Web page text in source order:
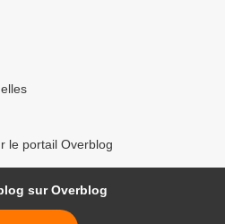
le portail Overblog
sur Overblog